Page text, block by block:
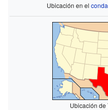
Ubicación en el
Ubicación de